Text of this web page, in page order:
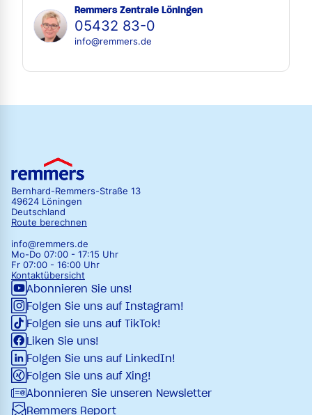
Remmers Zentrale Löningen
05432 83-0
info@remmers.de
Bernhard-Remmers-Straße 13
49624 Löningen
Deutschland
Route berechnen
info@remmers.de
Mo-Do 07:00 - 17:15 Uhr
Fr 07:00 - 16:00 Uhr
Kontaktübersicht
Abonnieren Sie uns!
Folgen Sie uns auf Instagram!
Folgen sie uns auf TikTok!
Liken Sie uns!
Folgen Sie uns auf LinkedIn!
Folgen Sie uns auf Xing!
Abonnieren Sie unseren Newsletter
Remmers Report